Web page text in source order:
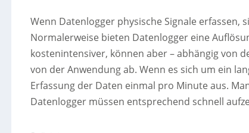
Wenn Datenlogger physische Signale erfassen,
Normalerweise bieten Datenlogger eine
kostenintensiver, können aber – abhängig von
von der Anwendung ab. Wenn es sich um ein
Erfassung der Daten einmal pro Minute aus.
Datenlogger müssen entsprechend schnell